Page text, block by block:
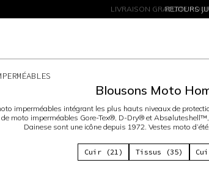
SOLDES JUSQU'À-50
RETOURS
Blousons Moto
imperméables intégrant les plus hauts niveaux de
moto imperméables Gore-Tex®, D-Dry® et
Dainese sont une icône depuis 1972. Vestes moto
Cuir (21) Tissus (35)